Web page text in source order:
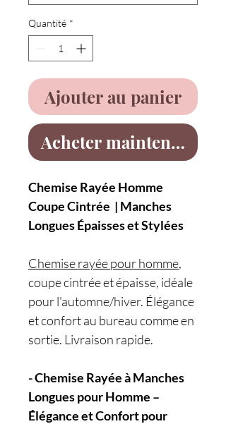
Quantité *
Ajouter au panier
Acheter maintenant
Chemise Rayée Homme
Coupe Cintrée | Manches
Longues Épaisses et Stylées
Chemise rayée pour homme,
coupe cintrée et épaisse, idéale
pour l'automne/hiver. Élégance
et confort au bureau comme en
sortie. Livraison rapide.
- Chemise Rayée à Manches
Longues pour Homme –
Élégance et Confort pour